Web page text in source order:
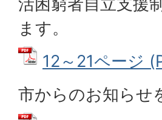
ます。
12～21ページ
市からのお知らせ